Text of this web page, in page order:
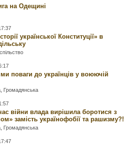
на Одещині
української Конституції» в
поваги до українців у воюючій
Громадянська
війни влада вирішила боротися з
замість українофобії та рашизму?!
Громадянська